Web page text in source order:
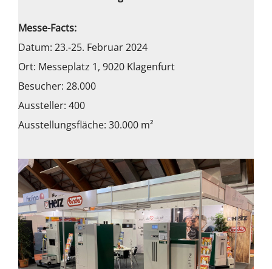
Messe-Facts:
Datum: 23.-25. Februar 2024
Ort: Messeplatz 1, 9020 Klagenfurt
Besucher: 28.000
Aussteller: 400
Ausstellungsfläche: 30.000 m²